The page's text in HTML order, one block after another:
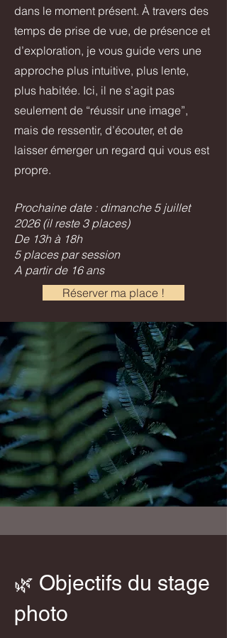
dans le moment présent. À travers des
temps de prise de vue, de présence et
d’exploration, je vous guide vers une
approche plus intuitive, plus lente,
plus habitée. Ici, il ne s’agit pas
seulement de “réussir une image”,
mais de ressentir, d’écouter, et de
laisser émerger un regard qui vous est
propre.
Prochaine date : dimanche 5 juillet
2026 (il reste 3 places)
De 13h à 18h
5 places par session
A partir de 16 ans
Réserver ma place !
🌿 Objectifs du stage
photo